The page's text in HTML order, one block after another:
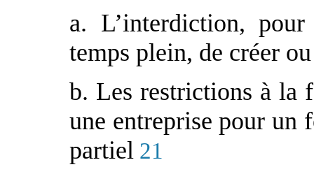
a. L’interdiction,
temps plein, de créer
b. Les restrictions à la
une entreprise pour un
partiel 21